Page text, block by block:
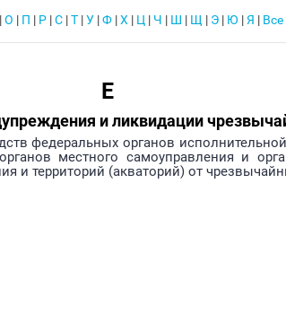
|О | П | Р |С |Т |У |Ф |Х | Ц | Ч | Ш | Щ | Э | Ю | Я | Все
Е
и ликвидации
федеральных органов
местного самоуправления и
и территорий (акваторий) от